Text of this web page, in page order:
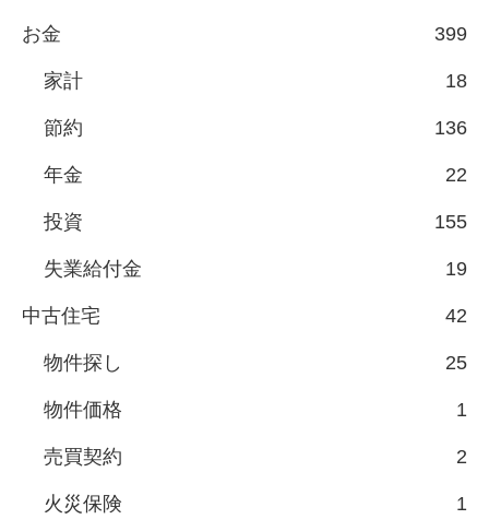
お金 399
家計 18
節約 136
年金 22
投資 155
失業給付金 19
中古住宅 42
物件探し 25
物件価格 1
売買契約 2
火災保険 1